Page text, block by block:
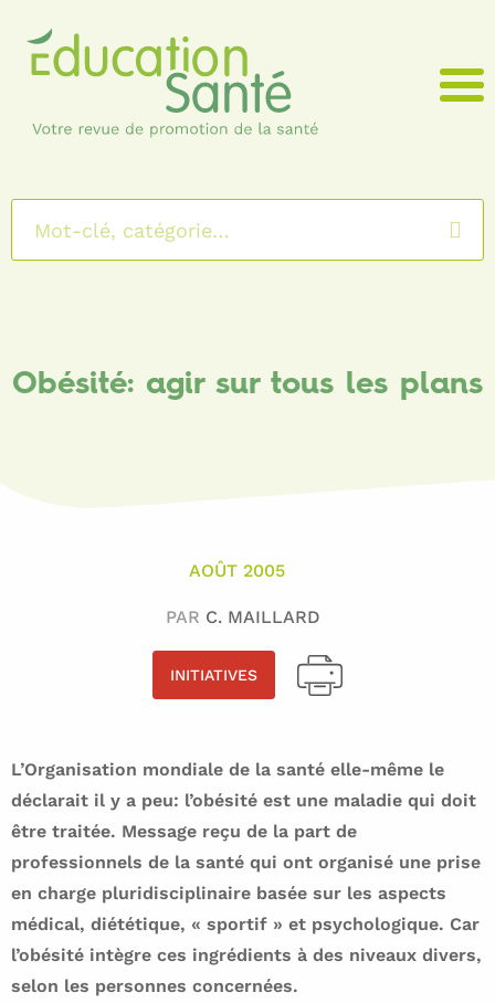
Menu
Obésité: agir sur tous les plans
AOÛT 2005
PAR C. MAILLARD
INITIATIVES
L’Organisation mondiale de la santé elle-même le
déclarait il y a peu: l’obésité est une maladie qui doit
être traitée. Message reçu de la part de
professionnels de la santé qui ont organisé une prise
en charge pluridisciplinaire basée sur les aspects
médical, diététique, « sportif » et psychologique. Car
l’obésité intègre ces ingrédients à des niveaux divers,
selon les personnes concernées.